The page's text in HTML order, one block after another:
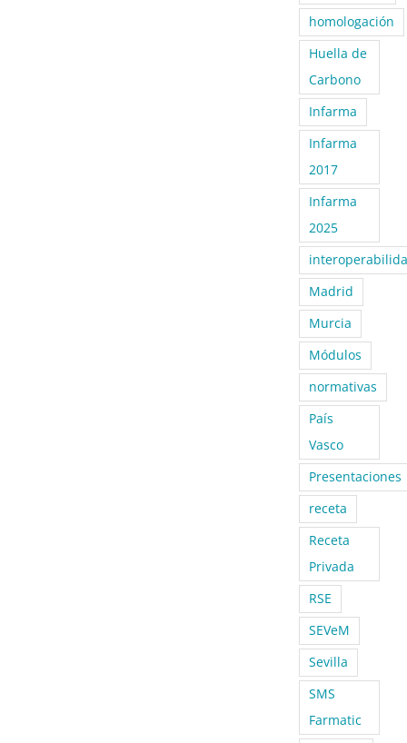
homologación
Huella de
Carbono
Infarma
Infarma
2017
Infarma
2025
Madrid
Murcia
Módulos
normativas
País
Vasco
Presentaciones
receta
Receta
Privada
RSE
SEVeM
Sevilla
SMS
Farmatic